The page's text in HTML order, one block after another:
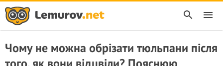
Чому не можна обрізати тюльпани після